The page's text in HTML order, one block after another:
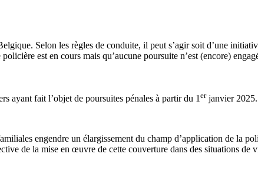
Selon les règles de conduite, il peut s’agir soit d’une
est en cours mais qu’aucune poursuite n’est (encore)
ayant fait l’objet de poursuites pénales à partir du 1erjanvier 2025.
engendre un élargissement du champ d’application de la
de la mise en œuvre de cette couverture dans des situations de